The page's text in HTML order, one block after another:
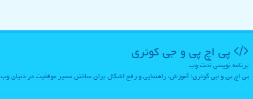
پی اچ پی و جی كوئری
برنامه نویسی تحت وب
پی اچ پی و جی کوئری؛ آموزش، راهنمایی و رفع اشکال برای ساختن مسیر موفقیت در دنیای وب